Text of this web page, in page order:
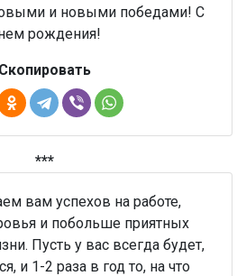
и новыми победами! С
рождения!
Скопировать
***
вам успехов на работе,
и побольше приятных
Пусть у вас всегда будет,
и 1-2 раза в год то, на что